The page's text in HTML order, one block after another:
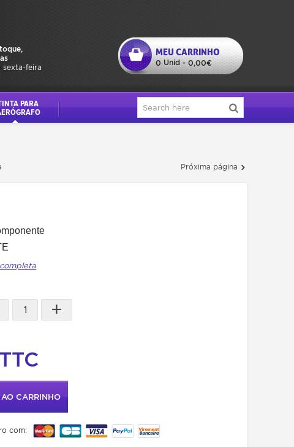
MEU CARRINHO
0 Unid - 0,00€
sexta-feira
PARA
Próxima página
+
TTC
CARRINHO
com: